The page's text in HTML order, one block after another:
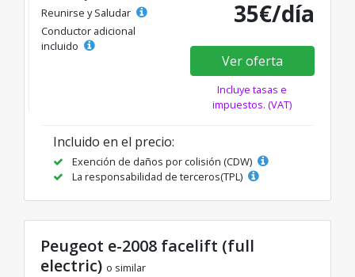
Reunirse y Saludar
Conductor adicional
incluido
35€/día
Ver oferta
Incluye tasas e
impuestos. (VAT)
Incluido en el precio:
Exención de daños por colisión (CDW)
La responsabilidad de terceros(TPL)
Peugeot e-2008 facelift (full
electric) o similar